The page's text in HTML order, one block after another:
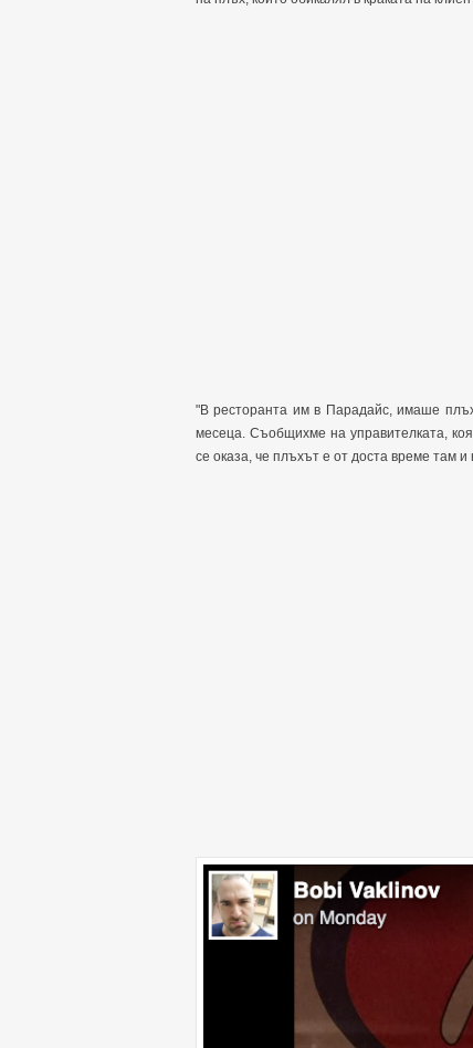
"В ресторанта им в Парадайс, имаше
месеца. Съобщихме на управителката,
се оказа, че плъхът е от доста време там